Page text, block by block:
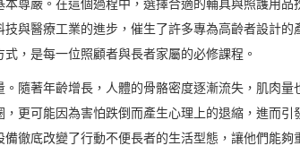
尊嚴。在這個過程中，選擇合適的輔具與照護用
與醫療工業的進步，催生了許多專為高齡者設計
，是每一位照顧者與長者家屬的必修課程。
隨著年齡增長，人體的骨骼密度逐漸流失，肌肉
更可能因為害怕跌倒而產生心理上的退縮，進而
備徹底改變了行動不便長者的生活型態，讓他們能